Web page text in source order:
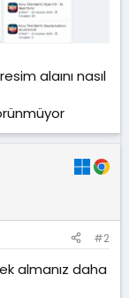
alaını nasıl
#2
almanız daha